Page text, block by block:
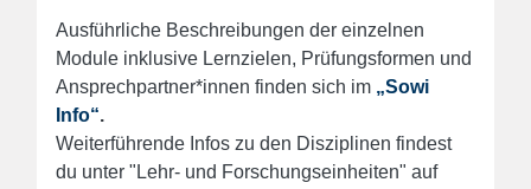
Ausführliche Beschreibungen der einzelnen
Module inklusive Lernzielen, Prüfungsformen und
Ansprechpartner*innen finden sich im „Sowi
Info“.
Weiterführende Infos zu den Disziplinen findest
du unter "Lehr- und Forschungseinheiten" auf